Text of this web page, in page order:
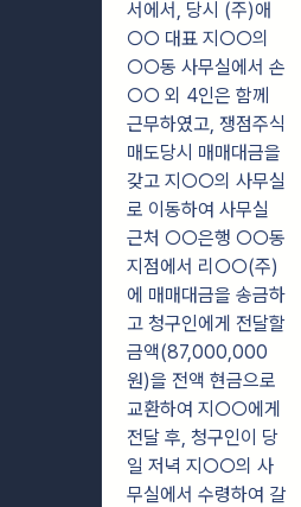
서에서, 당시 (주)애
○○ 대표 지○○의
○○동 사무실에서 손
○○ 외 4인은 함께
근무하였고, 쟁점주식
매도당시 매매대금을
갖고 지○○의 사무실
로 이동하여 사무실
근처 ○○은행 ○○동
지점에서 리○○(주)
에 매매대금을 송금하
고 청구인에게 전달할
금액(87,000,000
원)을 전액 현금으로
교환하여 지○○에게
전달 후, 청구인이 당
일 저녁 지○○의 사
무실에서 수령하여 갈